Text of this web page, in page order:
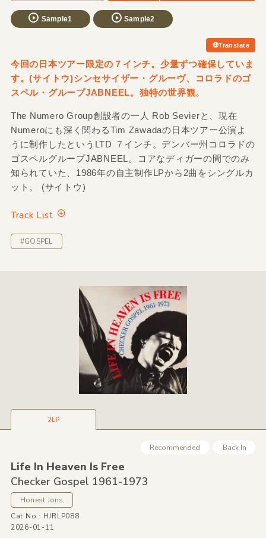
Sample1 Sample2
Translate
今回の日本ツアー限定の７インチ。少量ずつ確保していま
す。(サイトウ)シンセサイザー・グルーヴ、コロラドのゴ
スペル・グループJABNEEL。独特の世界観。
The Numero Group創設者の一人 Rob Sevierと、現在
Numeroにも深く関わるTim Zawadaの日本ツアー公演よ
うに制作したというLTD ７インチ。デンバー州コロラドの
ゴスペルグループJABNEEL。コアなディガーの間でのみ
知られていた、1986年の自主制作LPから2曲をシングルカ
ット。 (サイトウ)
Track List
#GOSPEL
2LP
Recommended Back In
Life In Heaven Is Free
Checker Gospel 1961-1973
Honest Jons
Cat No.: HJRLP088
2026-01-11